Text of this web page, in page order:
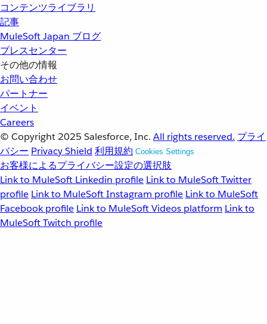
コンテンツライブラリ
記事
MuleSoft Japan ブログ
プレスセンター
その他の情報
お問い合わせ
パートナー
イベント
Careers
© Copyright 2025 Salesforce, Inc. All rights reserved. プライ
バシー Privacy Shield 利用規約 Cookies Settings
お客様によるプライバシー設定の選択肢
Link to MuleSoft Linkedin profile Link to MuleSoft Twitter
profile Link to MuleSoft Instagram profile Link to MuleSoft
Facebook profile Link to MuleSoft Videos platform Link to
MuleSoft Twitch profile